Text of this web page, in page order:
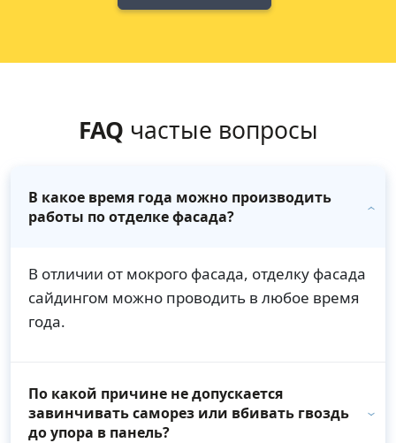
FAQ частые вопросы
В какое время года можно производить
работы по отделке фасада?
В отличии от мокрого фасада, отделку фасада
сайдингом можно проводить в любое время
года.
По какой причине не допускается
завинчивать саморез или вбивать гвоздь
до упора в панель?